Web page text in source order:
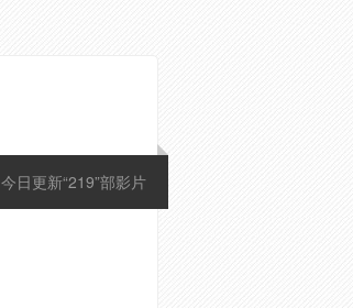
今日更新“219”部影片